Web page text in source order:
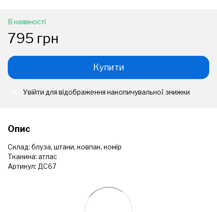
В наявності
795 грн
Купити
Увійти для відображення накопичувальної знижки
Опис
Склад: блуза, штани, ковпак, комір
Тканина: атлас
Артикул: ДС67